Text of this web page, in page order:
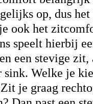
op, dus
ook het
speelt hierbij
een stevige
sink. Welke je
je graag